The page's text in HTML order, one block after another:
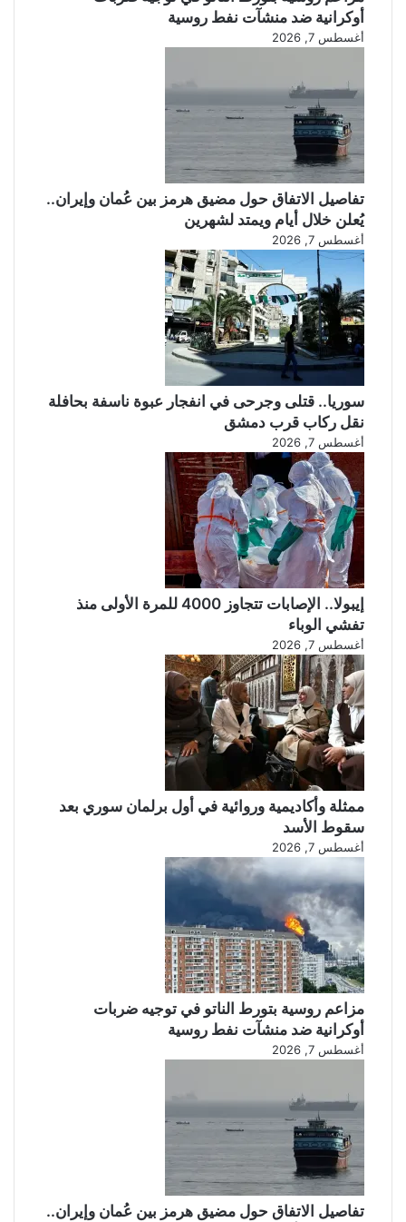
ا
ل
ت
ر
ب
أ
ل
ي
ة
ب
أ
م
ي
ر
ك
ا
أوكرانية ضد منشآت نفط روسية
أغسطس 7, 2026
تفاصيل الاتفاق حول مضيق هرمز بين عُمان وإيران..
يُعلن خلال أيام ويمتد لشهرين
أغسطس 7, 2026
سوريا.. قتلى وجرحى في انفجار عبوة ناسفة بحافلة
نقل ركاب قرب دمشق
أغسطس 7, 2026
إيبولا.. الإصابات تتجاوز 4000 للمرة الأولى منذ
تفشي الوباء
أغسطس 7, 2026
ممثلة وأكاديمية وروائية في أول برلمان سوري بعد
سقوط الأسد
أغسطس 7, 2026
مزاعم روسية بتورط الناتو في توجيه ضربات
أوكرانية ضد منشآت نفط روسية
أغسطس 7, 2026
تفاصيل الاتفاق حول مضيق هرمز بين عُمان وإيران..